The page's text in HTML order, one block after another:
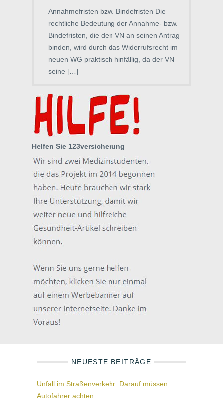
Annahmefristen bzw. Bindefristen Die
rechtliche Bedeutung der Annahme- bzw.
Bindefristen, die den VN an seinen Antrag
binden, wird durch das Widerrufsrecht im
neuen WG praktisch hinfällig, da der VN
seine […]
Helfen Sie 123versicherung
NEUESTE BEITRÄGE
Unfall im Straßenverkehr: Darauf müssen
Autofahrer achten